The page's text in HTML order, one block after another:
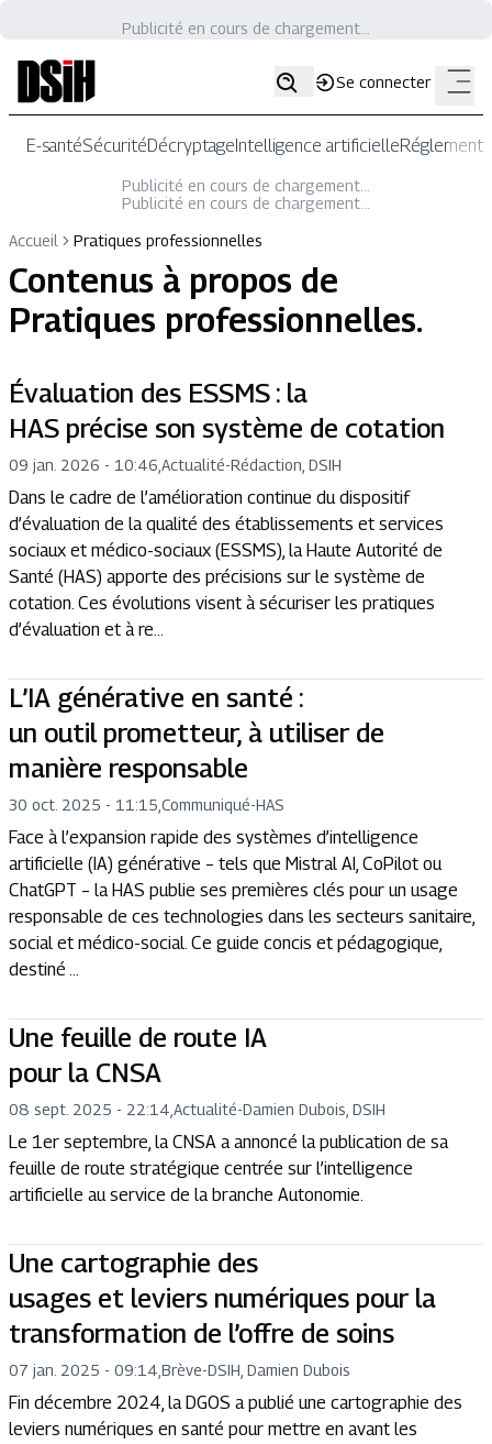
Publicité en cours de chargement...
Se connecter
E-santéSécuritéDécryptageIntelligence artificielle
Publicité en cours de chargement...
Publicité en cours de chargement...
Accueil
Pratiques professionnelles
Contenus à propos de
Pratiques professionnelles.
Évaluation des ESSMS : la
HAS précise son système de cotation
09 jan. 2026 - 10:46 Actualité-Rédaction, DSIH
Dans le cadre de l’amélioration continue du dispositif
d’évaluation de la qualité des établissements et services
sociaux et médico-sociaux (ESSMS), la Haute Autorité de
Santé (HAS) apporte des précisions sur le système de
cotation. Ces évolutions visent à sécuriser les pratiques
d’évaluation et à re...
L’IA générative en santé :
un outil prometteur, à utiliser de
manière responsable
30 oct. 2025 - 11:15 Communiqué-HAS
Face à l’expansion rapide des systèmes d’intelligence
artificielle (IA) générative – tels que Mistral AI, CoPilot ou
ChatGPT – la HAS publie ses premières clés pour un usage
responsable de ces technologies dans les secteurs sanitaire,
social et médico-social. Ce guide concis et pédagogique,
destiné ...
Une feuille de route IA
pour la CNSA
08 sept. 2025 - 22:14 Actualité-Damien Dubois, DSIH
Le 1er septembre, la CNSA a annoncé la publication de sa
feuille de route stratégique centrée sur l’intelligence
artificielle au service de la branche Autonomie.
Une cartographie des
usages et leviers numériques pour la
transformation de l’offre de soins
07 jan. 2025 - 09:14 Brève-DSIH, Damien Dubois
Fin décembre 2024, la DGOS a publié une cartographie des
leviers numériques en santé pour mettre en avant les